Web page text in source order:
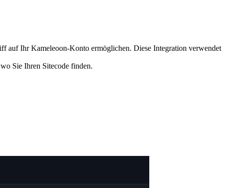
auf Ihr Kameleoon-Konto ermöglichen. Diese Integration verwendet
Sie Ihren Sitecode finden.